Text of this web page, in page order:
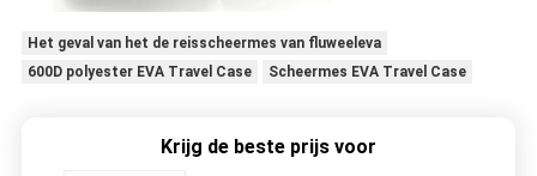
Het geval van het de reisscheermes van fluweeleva
600D polyester EVA Travel Case
Scheermes EVA Travel Case
Krijg de beste prijs voor